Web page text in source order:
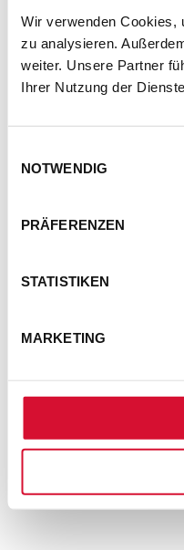
Wir verwenden Cookies,
zu analysieren.
weiter. Unsere Partner
Ihrer Nutzung der
NOTWENDIG
PRÄFERENZEN
STATISTIKEN
MARKETING